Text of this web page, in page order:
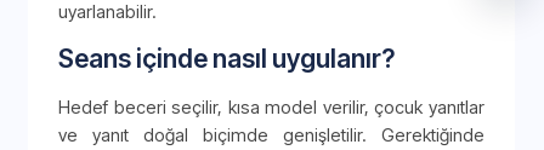
uyarlanabilir.
Seans içinde nasıl uygulanır?
Hedef beceri seçilir, kısa model verilir, çocuk yanıtlar
ve yanıt doğal biçimde genişletilir. Gerektiğinde